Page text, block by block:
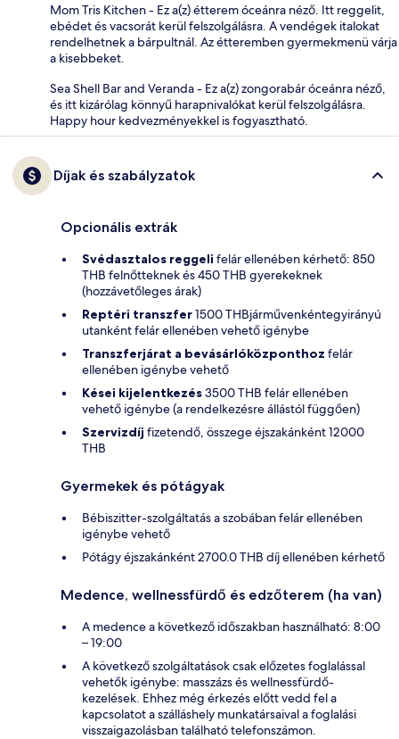
Mom Tris Kitchen - Ez a(z) étterem óceánra néző. Itt reggelit,
ebédet és vacsorát kerül felszolgálásra. A vendégek italokat
rendelhetnek a bárpultnál. Az étteremben gyermekmenü várja
a kisebbeket.
Sea Shell Bar and Veranda - Ez a(z) zongorabár óceánra néző,
és itt kizárólag könnyű harapnivalókat kerül felszolgálásra.
Happy hour kedvezményekkel is fogyasztható.
Díjak és szabályzatok
Opcionális extrák
Svédasztalos reggeli felár ellenében kérhető: 850
THB felnőtteknek és 450 THB gyerekeknek
(hozzávetőleges árak)
Reptéri transzfer1500 THBjárművenkéntegyirányú
utanként felár ellenében vehető igénybe
Transzferjárat a bevásárlóközponthoz felár
ellenében igénybe vehető
Kései kijelentkezés3500 THB felár ellenében
vehető igénybe (a rendelkezésre állástól függően)
Szervizdíj fizetendő, összege éjszakánként 12000
THB
Gyermekek és pótágyak
Bébiszitter-szolgáltatás a szobában felár ellenében
igénybe vehető
Pótágy éjszakánként 2700.0 THB díj ellenében kérhető
Medence, wellnessfürdő és edzőterem (ha van)
A medence a következő időszakban használható: 8:00
– 19:00
A következő szolgáltatások csak előzetes foglalással
vehetők igénybe: masszázs és wellnessfürdő-
kezelések. Ehhez még érkezés előtt vedd fel a
kapcsolatot a szálláshely munkatársaival a foglalási
visszaigazolásban található telefonszámon.